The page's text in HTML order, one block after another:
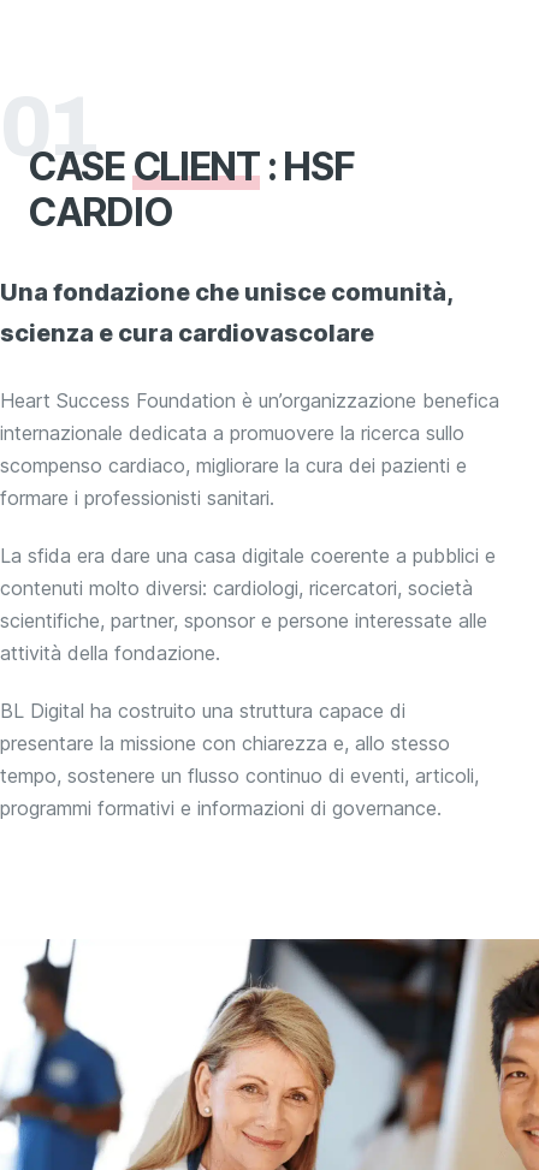
01
CASECLIENT: HSF
CARDIO
Una fondazione che unisce comunità,
scienza e cura cardiovascolare
Heart Success Foundation è un’organizzazione benefica
internazionale dedicata a promuovere la ricerca sullo
scompenso cardiaco, migliorare la cura dei pazienti e
formare i professionisti sanitari.
La sfida era dare una casa digitale coerente a pubblici e
contenuti molto diversi: cardiologi, ricercatori, società
scientifiche, partner, sponsor e persone interessate alle
attività della fondazione.
BL Digital ha costruito una struttura capace di
presentare la missione con chiarezza e, allo stesso
tempo, sostenere un flusso continuo di eventi, articoli,
programmi formativi e informazioni di governance.